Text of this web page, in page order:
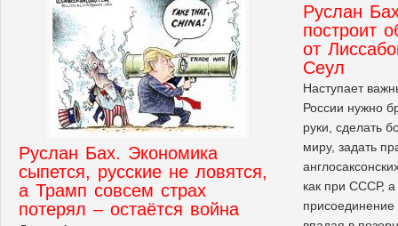
Руслан
построит
от
Сеул
Наступает
России нужно
руки, сделать
миру, задать
как при СССР, а
Руслан Бах. Экономика
сыпется, русские не ловятся,
а Трамп совсем страх
потерял – остаётся война